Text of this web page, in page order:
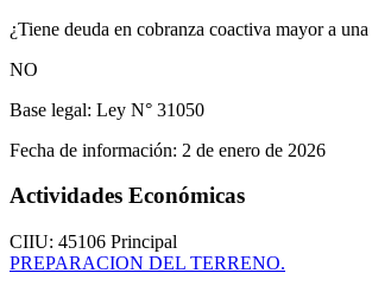
¿Tiene deuda en cobranza coactiva mayor a
NO
Base legal: Ley N° 31050
Fecha de información: 2 de enero de 2026
Actividades Económicas
CIIU: 45106 Principal
PREPARACION DEL TERRENO.